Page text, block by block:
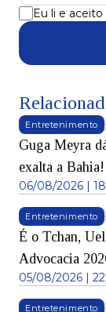
Eu li e aceito
Entretenimento
Guga Meyra
exalta a Bahia!
06/08/2026 |
Entretenimento
É o Tchan,
Advocacia
05/08/2026 |
Entretenimento